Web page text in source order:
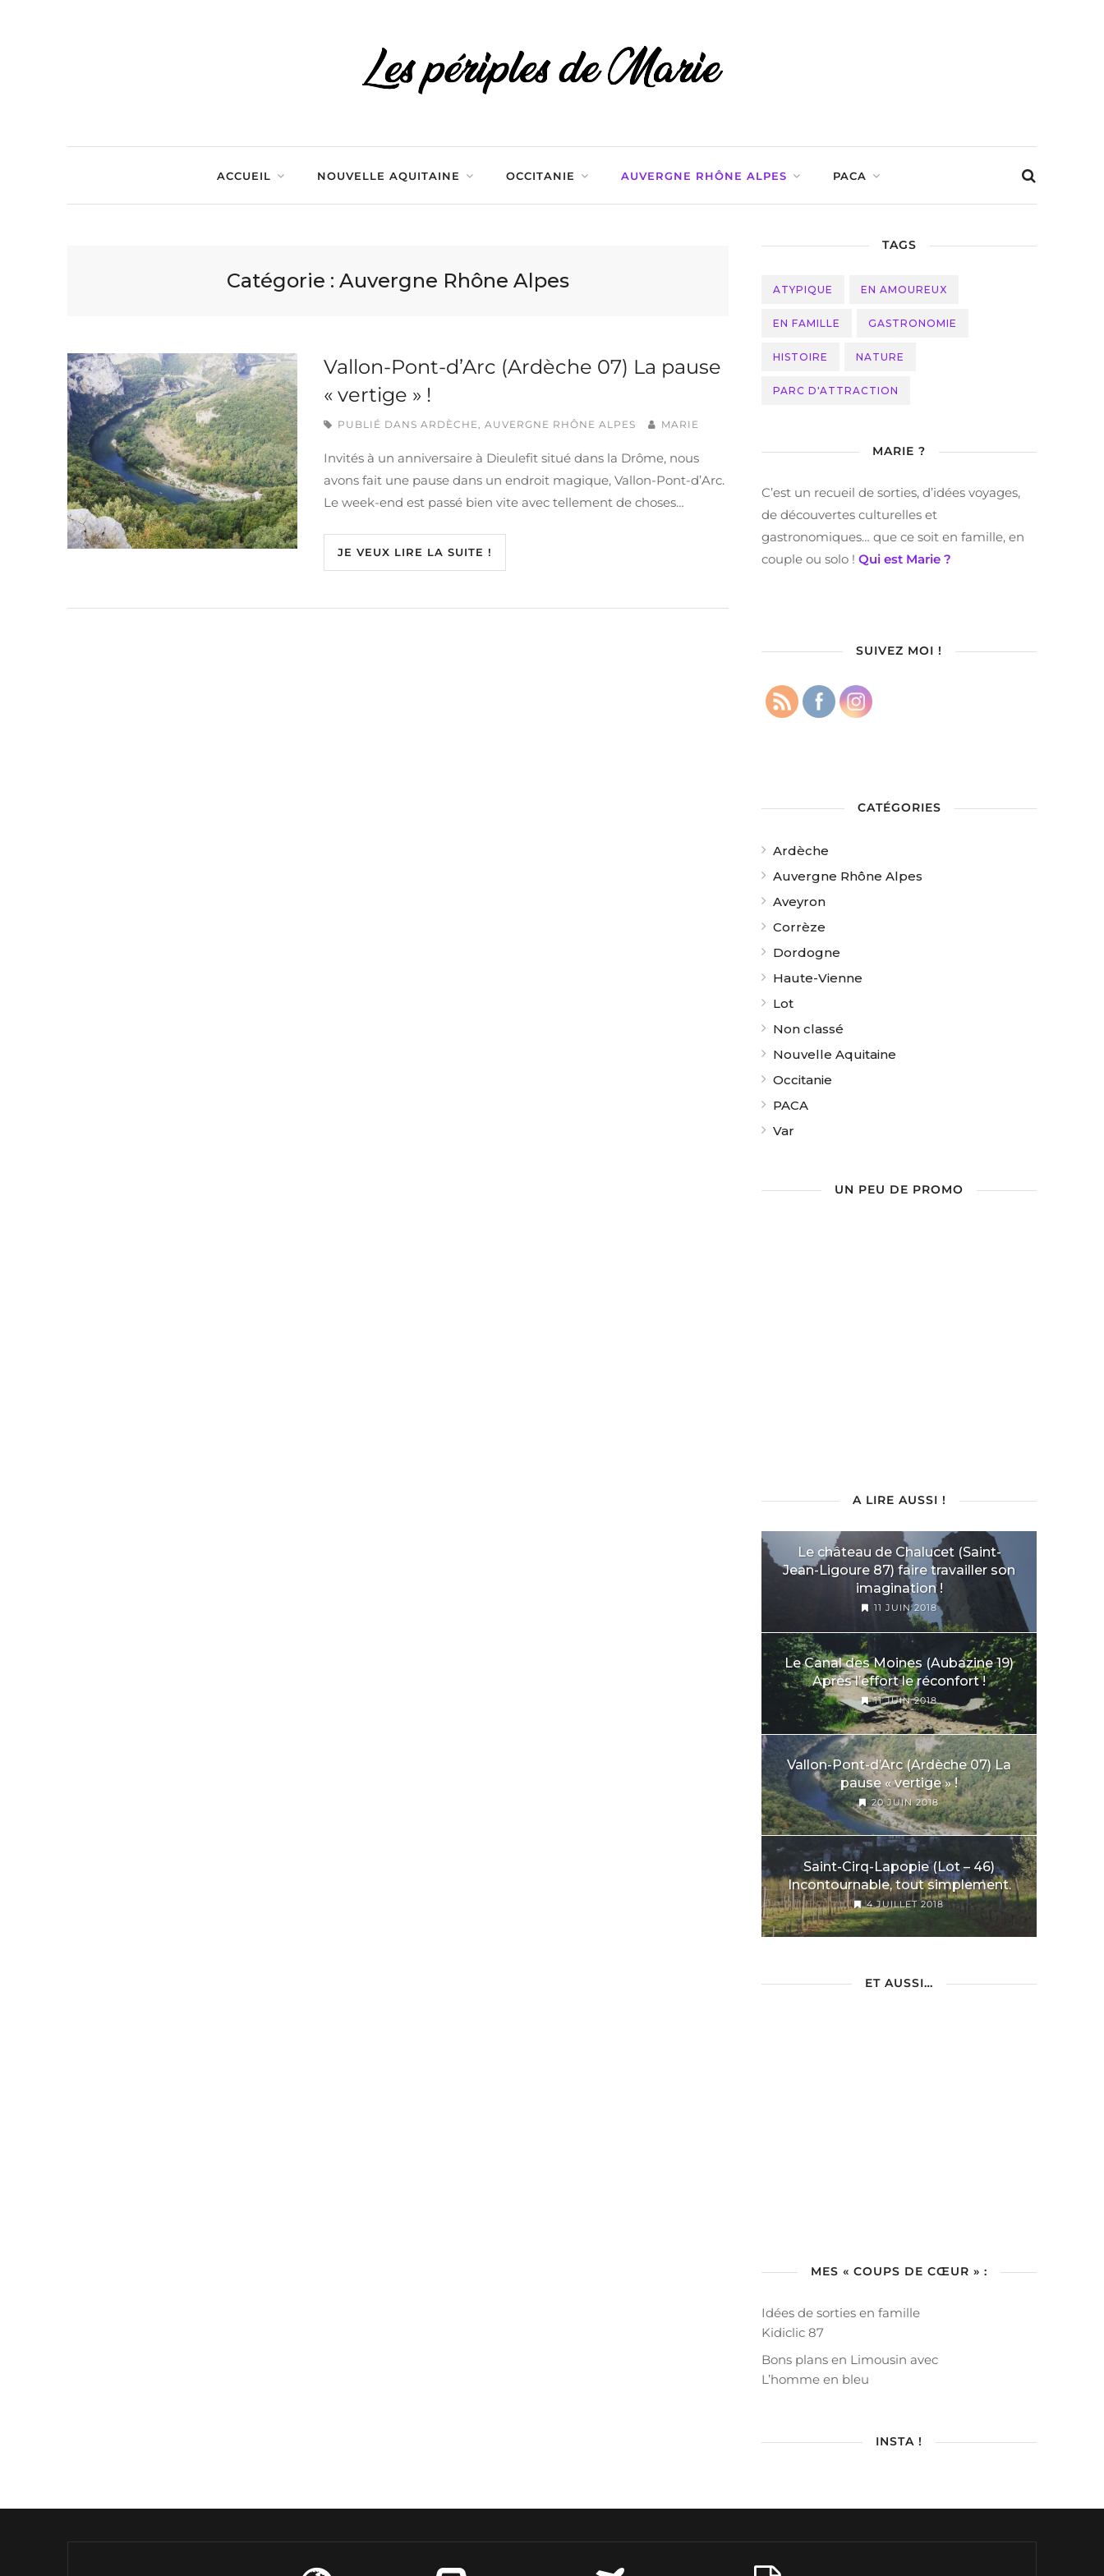
ACCUEIL NOUVELLE AQUITAINE OCCITANIE AUVERGNE RHÔNE ALPES PACA
Catégorie : Auvergne Rhône Alpes
Vallon-Pont-d’Arc (Ardèche 07) La pause
« vertige » !
PUBLIÉ DANS ARDÈCHE, AUVERGNE RHÔNE ALPES MARIE
Invités à un anniversaire à Dieulefit situé dans la Drôme, nous
avons fait une pause dans un endroit magique, Vallon-Pont-d’Arc.
Le week-end est passé bien vite avec tellement de choses…
JE VEUX LIRE LA SUITE !
TAGS
ATYPIQUE EN AMOUREUX
EN FAMILLE GASTRONOMIE
HISTOIRE NATURE
PARC D'ATTRACTION
MARIE ?
C’est un recueil de sorties, d’idées voyages,
de découvertes culturelles et
gastronomiques… que ce soit en famille, en
couple ou solo ! Qui est Marie ?
SUIVEZ MOI !
CATÉGORIES
Ardèche
Auvergne Rhône Alpes
Aveyron
Corrèze
Dordogne
Haute-Vienne
Lot
Non classé
Nouvelle Aquitaine
Occitanie
PACA
Var
UN PEU DE PROMO
A LIRE AUSSI !
Le château de Chalucet (Saint-
Jean-Ligoure 87) faire travailler son
imagination !
11 JUIN 2018
Le Canal des Moines (Aubazine 19)
Après l’effort le réconfort !
11 JUIN 2018
Vallon-Pont-d’Arc (Ardèche 07) La
pause « vertige » !
20 JUIN 2018
Saint-Cirq-Lapopie (Lot – 46)
Incontournable, tout simplement.
4 JUILLET 2018
ET AUSSI…
MES « COUPS DE CŒUR » :
Idées de sorties en famille
Kidiclic 87
Bons plans en Limousin avec
L’homme en bleu
INSTA !